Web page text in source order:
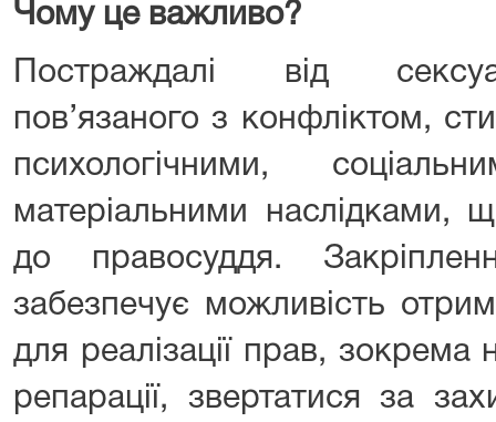
Чому це важливо?
Постраждалі від
пов’язаного з конфліктом,
психологічними,
матеріальними наслідками,
до правосуддя.
забезпечує можливість
для реалізації прав, зокрема
репарації, звертатися за